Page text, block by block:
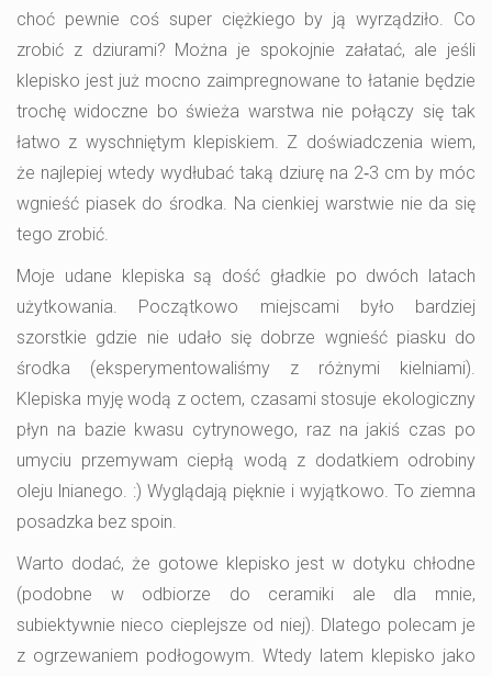
choć pewnie coś super ciężkiego by ją wyrządziło. Co
zrobić z dziurami? Można je spokojnie załatać, ale jeśli
klepisko jest już mocno zaimpregnowane to łatanie będzie
trochę widoczne bo świeża warstwa nie połączy się tak
łatwo z wyschniętym klepiskiem. Z doświadczenia wiem,
że najlepiej wtedy wydłubać taką dziurę na 2‑3 cm by móc
wgnieść piasek do środka. Na cienkiej warstwie nie da się
tego zrobić.
Moje udane klepiska są dość gładkie po dwóch latach
użytkowania. Początkowo miejscami było bardziej
szorstkie gdzie nie udało się dobrze wgnieść piasku do
środka (eksperymentowaliśmy z różnymi kielniami).
Klepiska myję wodą z octem, czasami stosuje ekologiczny
płyn na bazie kwasu cytrynowego, raz na jakiś czas po
umyciu przemywam ciepłą wodą z dodatkiem odrobiny
oleju lnianego. :) Wyglądają pięknie i wyjątkowo. To ziemna
posadzka bez spoin.
Warto dodać, że gotowe klepisko jest w dotyku chłodne
(podobne w odbiorze do ceramiki ale dla mnie,
subiektywnie nieco cieplejsze od niej). Dlatego polecam je
z ogrzewaniem podłogowym. Wtedy latem klepisko jako